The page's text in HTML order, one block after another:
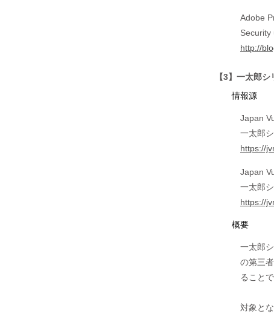
Adobe
Security
http://
【3】一太郎
情報源
Japan
一太郎
https://
Japan
一太郎
https://
概要
一太郎
の第三
ること
対象と